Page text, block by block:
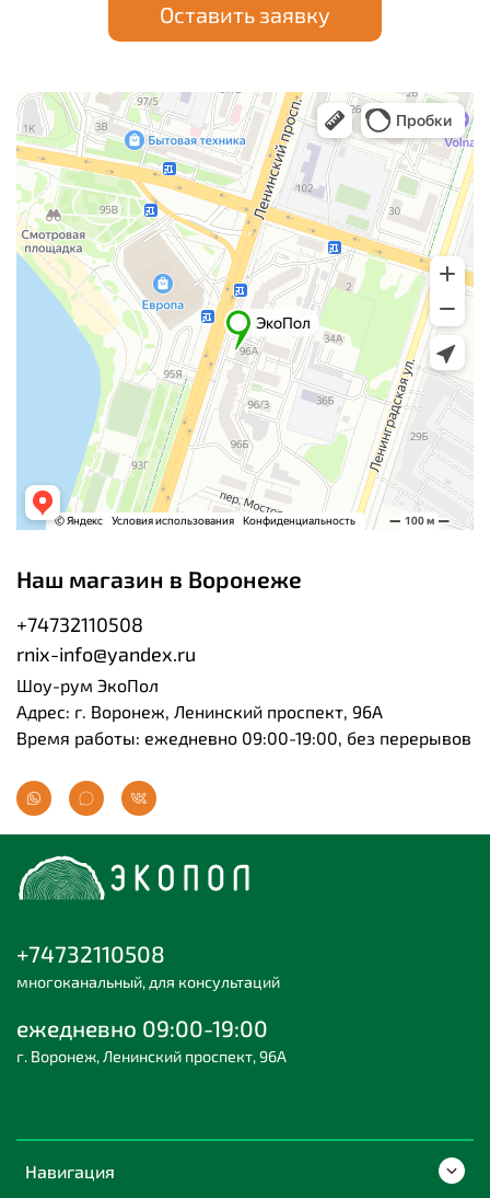
Оставить заявку
Наш магазин в Воронеже
+74732110508
rnix-info@yandex.ru
Шоу-рум ЭкоПол
Адрес: г. Воронеж, Ленинский проспект, 96А
Время работы: ежедневно 09:00-19:00, без перерывов
Навигация
+74732110508
многоканальный, для консультаций
ежедневно 09:00-19:00
г. Воронеж, Ленинский проспект, 96А